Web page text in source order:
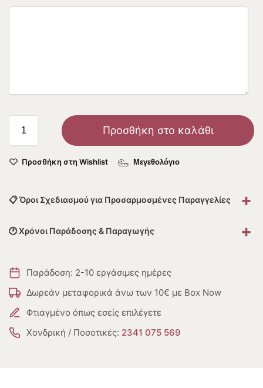
Προσθήκη στο καλάθι
Προσθήκη στη Wishlist Μεγεθολόγιο
📋 Όροι Σχεδιασμού για Προσαρμοσμένες Παραγγελίες +
🕐 Χρόνοι Παράδοσης & Παραγωγής +
Παράδοση: 2-10 εργάσιμες ημέρες
Δωρεάν μεταφορικά άνω των 10€ με Box Now
Φτιαγμένο όπως εσείς επιλέγετε
Χονδρική / Ποσοτικές: 2341 075 569